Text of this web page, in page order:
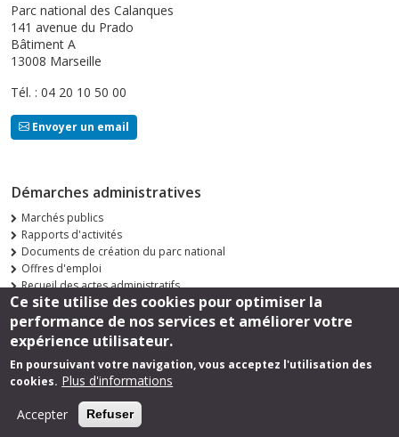
Parc national des Calanques
141 avenue du Prado
Bâtiment A
13008 Marseille
Tél. : 04 20 10 50 00
Envoyer un email
Démarches administratives
Marchés publics
Rapports d'activités
Documents de création du parc national
Offres d'emploi
Recueil des actes administratifs
Consultations publiques
Suivez-nous
Ce site utilise des cookies pour optimiser la
performance de nos services et améliorer votre
expérience utilisateur.
En poursuivant votre navigation, vous acceptez l'utilisation des
cookies. Plus d'informations
Accepter
Refuser